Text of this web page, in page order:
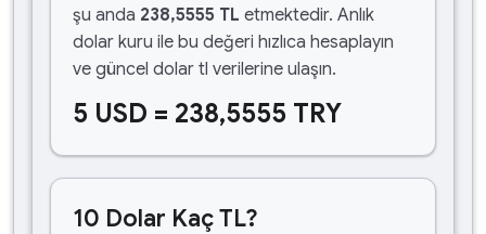
şu anda 238,5555 TL etmektedir. Anlık
dolar kuru ile bu değeri hızlıca hesaplayın
ve güncel dolar tl verilerine ulaşın.
5 USD = 238,5555 TRY
10 Dolar Kaç TL?